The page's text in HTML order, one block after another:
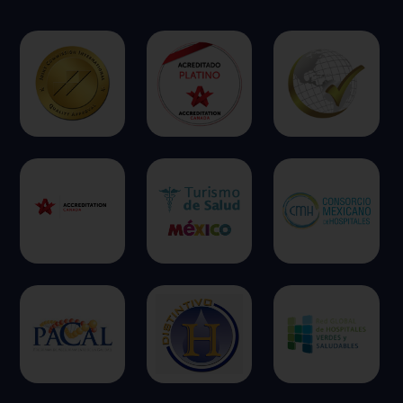
Permitir todas
Sistema de personalización de cookies
Cookies dirigidas
Cookies de funcionalidad
Cookies de rendimiento